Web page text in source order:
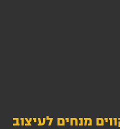
מנחים לעיצוב